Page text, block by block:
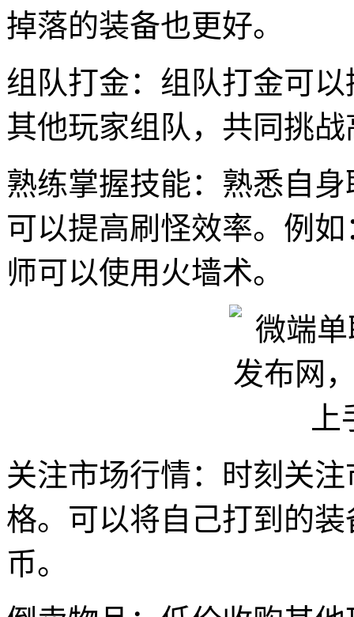
掉落的装备也更好。
组队打金：组队打金可
其他玩家组队，共同挑
熟练掌握技能：熟悉自
可以提高刷怪效率。例
师可以使用火墙术。
关注市场行情：时刻关
格。可以将自己打到的
币。